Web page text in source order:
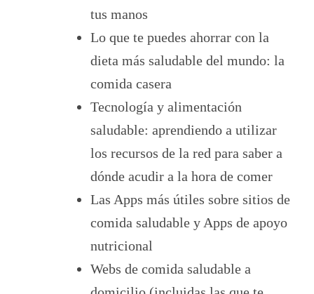
tus manos
Lo que te puedes ahorrar con la
dieta más saludable del mundo: la
comida casera
Tecnología y alimentación
saludable: aprendiendo a utilizar
los recursos de la red para saber a
dónde acudir a la hora de comer
Las Apps más útiles sobre sitios de
comida saludable y Apps de apoyo
nutricional
Webs de comida saludable a